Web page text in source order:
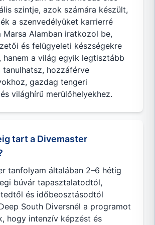
szintje, azok számára készült,
a szenvedélyüket karrierré
Marsa Alamban iratkozol be,
és felügyeleti készségekre
hanem a világ egyik legtisztább
tanulhatsz, hozzáférve
gazdag tengeri
világhírű merülőhelyekhez.
tart a Divemaster
tanfolyam általában 2–6 hétig
búvár tapasztalatodtól,
és időbeosztásodtól
South Diversnél a programot
hogy intenzív képzést és